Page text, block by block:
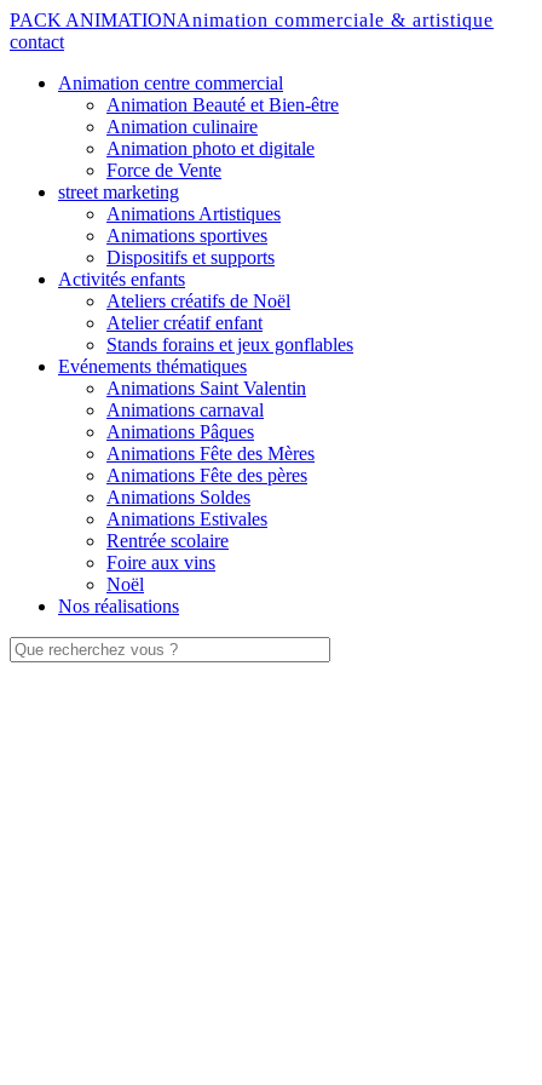
PACK ANIMATIONAnimation commerciale & artistique
contact
Animation centre commercial
Animation Beauté et Bien-être
Animation culinaire
Animation photo et digitale
Force de Vente
street marketing
Animations Artistiques
Animations sportives
Dispositifs et supports
Activités enfants
Ateliers créatifs de Noël
Atelier créatif enfant
Stands forains et jeux gonflables
Evénements thématiques
Animations Saint Valentin
Animations carnaval
Animations Pâques
Animations Fête des Mères
Animations Fête des pères
Animations Soldes
Animations Estivales
Rentrée scolaire
Foire aux vins
Noël
Nos réalisations